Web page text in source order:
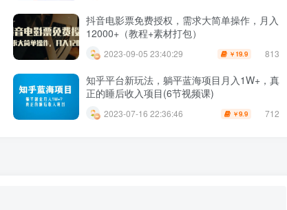
抖音电影票免费授权，需求大简单操作，月入
12000+（教程+素材打包）
2023-09-05 23:40:29 ￥ 19.9 813
知乎平台新玩法，躺平蓝海项目月入1W+，真
正的睡后收入项目(6节视频课)
2023-07-16 22:36:46 ￥9.9 712